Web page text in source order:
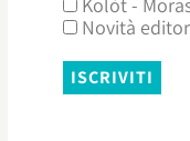
Novità